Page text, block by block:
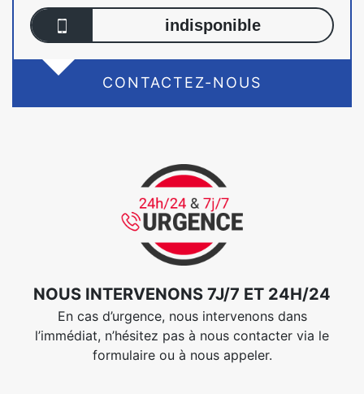
indisponible
CONTACTEZ-NOUS
NOUS INTERVENONS 7J/7 ET 24H/24
En cas d’urgence, nous intervenons dans
l’immédiat, n’hésitez pas à nous contacter via le
formulaire ou à nous appeler.